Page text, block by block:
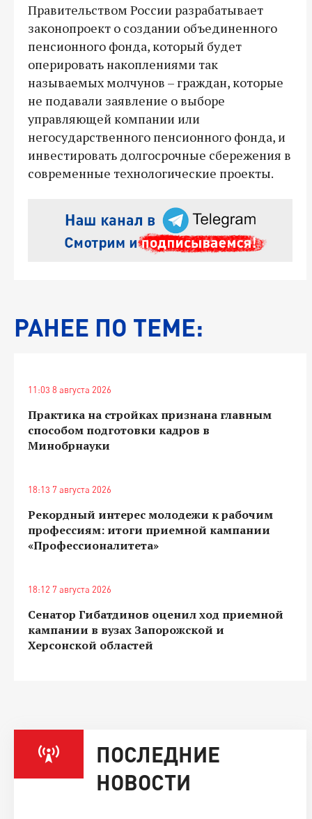
Правительством России разрабатывает
законопроект о создании объединенного
пенсионного фонда, который будет
оперировать накоплениями так
называемых молчунов – граждан, которые
не подавали заявление о выборе
управляющей компании или
негосударственного пенсионного фонда, и
инвестировать долгосрочные сбережения в
современные технологические проекты.
РАНЕЕ ПО ТЕМЕ:
11:03 8 августа 2026
Практика на стройках признана главным
способом подготовки кадров в
Минобрнауки
18:13 7 августа 2026
Рекордный интерес молодежи к рабочим
профессиям: итоги приемной кампании
«Профессионалитета»
18:12 7 августа 2026
Сенатор Гибатдинов оценил ход приемной
кампании в вузах Запорожской и
Херсонской областей
ПОСЛЕДНИЕ
НОВОСТИ